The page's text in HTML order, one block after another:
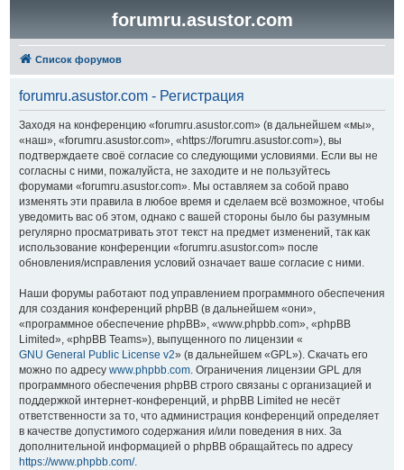
forumru.asustor.com
Список форумов
forumru.asustor.com - Регистрация
Заходя на конференцию «forumru.asustor.com» (в дальнейшем «мы»,
«наш», «forumru.asustor.com», «https://forumru.asustor.com»), вы
подтверждаете своё согласие со следующими условиями. Если вы не
согласны с ними, пожалуйста, не заходите и не пользуйтесь
форумами «forumru.asustor.com». Мы оставляем за собой право
изменять эти правила в любое время и сделаем всё возможное, чтобы
уведомить вас об этом, однако с вашей стороны было бы разумным
регулярно просматривать этот текст на предмет изменений, так как
использование конференции «forumru.asustor.com» после
обновления/исправления условий означает ваше согласие с ними.
Наши форумы работают под управлением программного обеспечения
для создания конференций phpBB (в дальнейшем «они»,
«программное обеспечение phpBB», «www.phpbb.com», «phpBB
Limited», «phpBB Teams»), выпущенного по лицензии «
GNU General Public License v2» (в дальнейшем «GPL»). Скачать его
можно по адресу www.phpbb.com. Ограничения лицензии GPL для
программного обеспечения phpBB строго связаны с организацией и
поддержкой интернет-конференций, и phpBB Limited не несёт
ответственности за то, что администрация конференций определяет
в качестве допустимого содержания и/или поведения в них. За
дополнительной информацией о phpBB обращайтесь по адресу
https://www.phpbb.com/.